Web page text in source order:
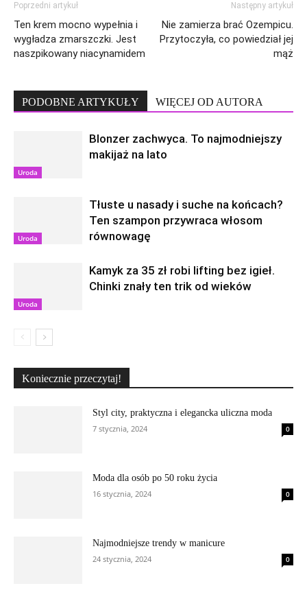
Poprzedni artykuł
Ten krem mocno wypełnia i
wygładza zmarszczki. Jest
naszpikowany niacynamidem
Następny artykuł
Nie zamierza brać Ozempicu.
Przytoczyła, co powiedział jej
mąż
PODOBNE ARTYKUŁY WIĘCEJ OD AUTORA
Uroda
Blonzer zachwyca. To najmodniejszy
makijaż na lato
Uroda
Tłuste u nasady i suche na końcach?
Ten szampon przywraca włosom
równowagę
Uroda
Kamyk za 35 zł robi lifting bez igieł.
Chinki znały ten trik od wieków
Koniecznie przeczytaj!
Styl city, praktyczna i elegancka uliczna moda
7 stycznia, 2024
0
Moda dla osób po 50 roku życia
16 stycznia, 2024
0
Najmodniejsze trendy w manicure
24 stycznia, 2024
0